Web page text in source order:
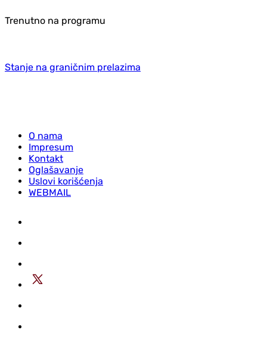
Trenutno na programu
Stanje na graničnim prelazima
O nama
Impresum
Kontakt
Oglašavanje
Uslovi korišćenja
WEBMAIL